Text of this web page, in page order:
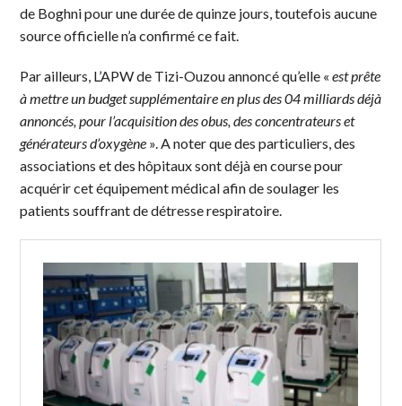
de Boghni pour une durée de quinze jours, toutefois aucune
source officielle n’a confirmé ce fait.
Par ailleurs, L’APW de Tizi-Ouzou annoncé qu’elle «est prête
à mettre un budget supplémentaire en plus des 04 milliards déjà
annoncés, pour l’acquisition des obus, des concentrateurs et
générateurs d’oxygène ». A noter que des particuliers, des
associations et des hôpitaux sont déjà en course pour
acquérir cet équipement médical afin de soulager les
patients souffrant de détresse respiratoire.